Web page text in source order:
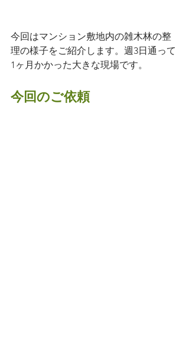
今回はマンション敷地内の雑木林の整
理の様子をご紹介します。週3日通って
1ヶ月かかった大きな現場です。
今回のご依頼